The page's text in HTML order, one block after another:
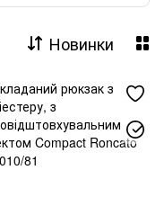
для одягу
Новинки